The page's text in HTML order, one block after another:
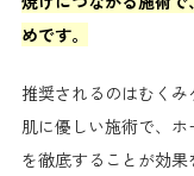
めです。
推奨されるのはむく
肌に優しい施術で、
を徹底することが効果